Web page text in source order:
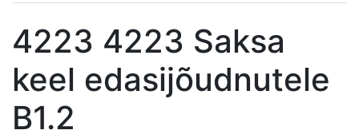
4223 4223 Saksa
keel edasijõudnutele
B1.2